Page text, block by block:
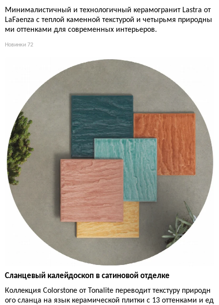
Минималистичный и технологичный керамогранит Lastra от
LaFaenza с теплой каменной текстурой и четырьмя природны
ми оттенками для современных интерьеров.
Новинки 72
Сланцевый калейдоскоп в сатиновой отделке
Коллекция Colorstone от Tonalite переводит текстуру природн
ого сланца на язык керамической плитки с 13 оттенками и ед